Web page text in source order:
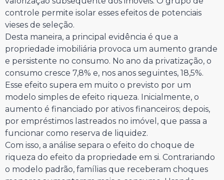
controle permite isolar esses efeitos de potenciais
vieses de seleção.
Desta maneira, a principal evidência é que a
propriedade imobiliária provoca um aumento grande
e persistente no consumo. No ano da privatização, o
consumo cresce 7,8% e, nos anos seguintes, 18,5%.
Esse efeito supera em muito o previsto por um
modelo simples de efeito riqueza. Inicialmente, o
aumento é financiado por ativos financeiros; depois,
por empréstimos lastreados no imóvel, que passa a
funcionar como reserva de liquidez.
Com isso, a análise separa o efeito do choque de
riqueza do efeito da propriedade em si. Contrariando
o modelo padrão, famílias que receberam choques